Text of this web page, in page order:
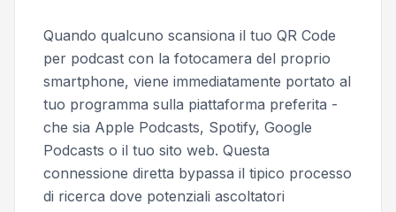
Quando qualcuno scansiona il tuo QR Code
per podcast con la fotocamera del proprio
smartphone, viene immediatamente portato al
tuo programma sulla piattaforma preferita -
che sia Apple Podcasts, Spotify, Google
Podcasts o il tuo sito web. Questa
connessione diretta bypassa il tipico processo
di ricerca dove potenziali ascoltatori